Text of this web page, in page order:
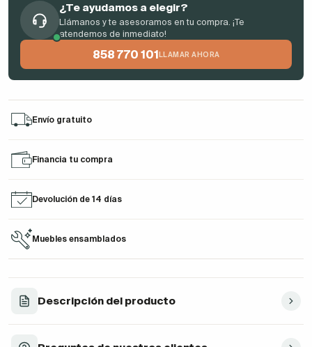
¿Te ayudamos a elegir?
Llámanos y te asesoramos en tu compra. ¡Te
atendemos de inmediato!
858 770 101 LLAMAR AHORA
Envío gratuito
Financia tu compra
Devolución de 14 días
Muebles ensamblados
Descripción del producto